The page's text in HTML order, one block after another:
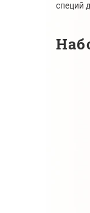
специй